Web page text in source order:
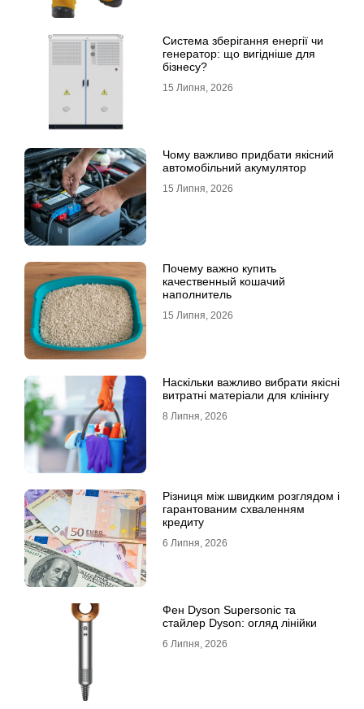
Система зберігання енергії чи
генератор: що вигідніше для
бізнесу?
15 Липня, 2026
Чому важливо придбати якісний
автомобільний акумулятор
15 Липня, 2026
Почему важно купить
качественный кошачий
наполнитель
15 Липня, 2026
Наскільки важливо вибрати якісні
витратні матеріали для клінінгу
8 Липня, 2026
Різниця між швидким розглядом і
гарантованим схваленням
кредиту
6 Липня, 2026
Фен Dyson Supersonic та
стайлер Dyson: огляд лінійки
6 Липня, 2026